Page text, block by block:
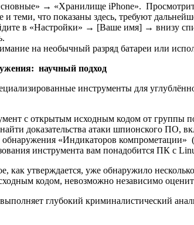
→ «Хранилище iPhone».
что показаны здесь, требуют
в «Настройки» → [Ваше имя] → внизу
на необычный разряд батареи или
научный подход
инструменты для
с открытым исходным кодом от группы
доказательства атаки шпионского
«Индикаторов компрометации»
инструмента вам понадобится ПК с
как утверждается, уже обнаружило
кодом, невозможно независимо
глубокий криминалистический